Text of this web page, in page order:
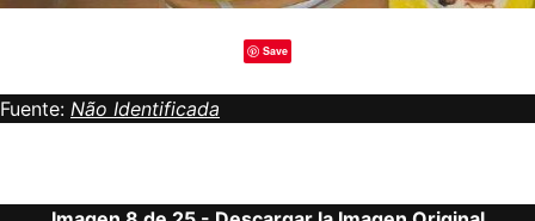
Save
Fuente: Não Identificada